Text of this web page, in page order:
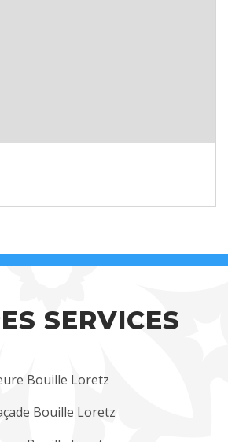
SERVICES
Bouille Loretz
Bouille Loretz